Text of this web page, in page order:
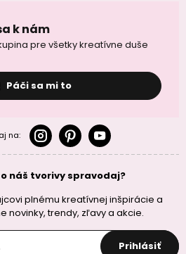
k nám
pre všetky kreatívne duše
Páči sa mi to
na:
náš tvorivy spravodaj?
plnému kreatívnej inšpirácie a
novinky, trendy, zľavy a akcie.
Prihlásiť